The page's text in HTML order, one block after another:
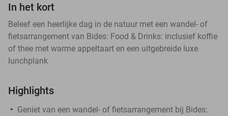
In het kort
Beleef een heerlijke dag in de natuur met een wandel- of
fietsarrangement van Bides: Food & Drinks: inclusief koffie
of thee met warme appeltaart en een uitgebreide luxe
lunchplank
Highlights
Geniet van een wandel- of fietsarrangement bij Bides: